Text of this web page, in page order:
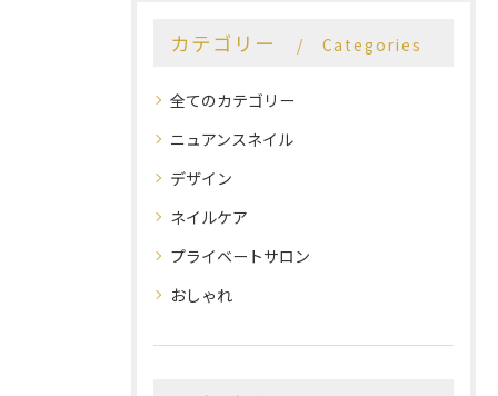
カテゴリー Categories
全てのカテゴリー
ニュアンスネイル
デザイン
ネイルケア
プライベートサロン
おしゃれ